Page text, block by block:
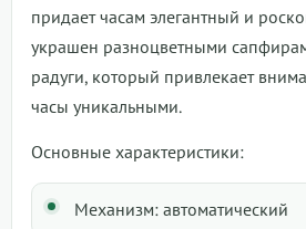
придает часам элегантный и
украшен разноцветными
радуги, который привлекает
часы уникальными.
Основные характеристики:
Механизм: автоматический